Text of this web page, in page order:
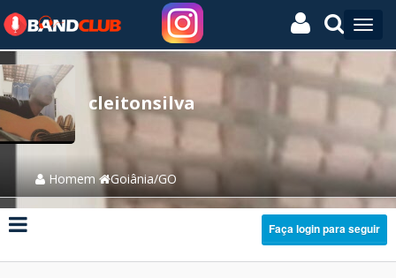
cleitonsilva
Homem Goiânia/GO
Faça login para seguir